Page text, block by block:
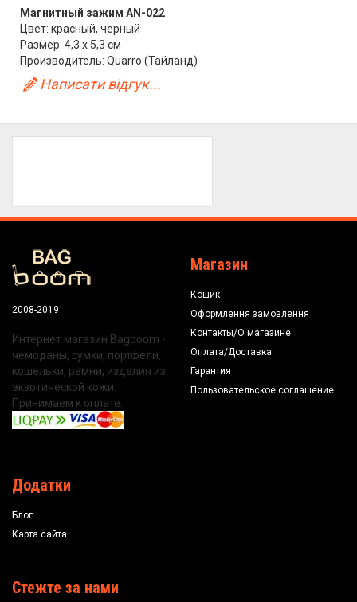
Магнитный зажим AN-022
Цвет: красный, черный
Размер: 4,3 х 5,3 см
Производитель: Quarro (Тайланд)
Написати відгук...
2008-2019
Интернет магазин Bagboom -
чемоданы, сумки, портфели,
кошельки, ремни, изделия из
экзотической кожи.
Принимаем к оплате:
Магазин
Кошик
Оформлення замовлення
Контакты/О магазине
Оплата/Доставка
Гарантия
Пользовательское соглашение
Додатки
Блог
Карта сайта
Стежте за нами